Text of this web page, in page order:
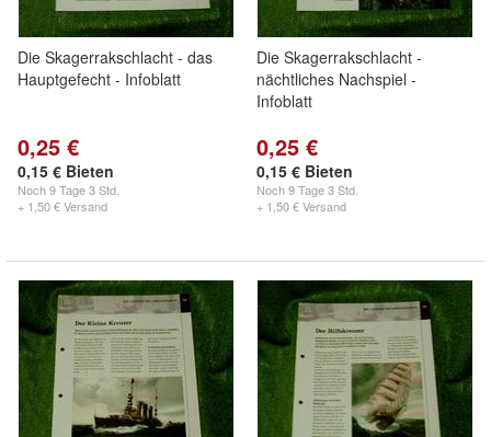
Die Skagerrakschlacht - das
Hauptgefecht - Infoblatt
0,25 €
0,15 € Bieten
Noch9 Tage 3 Std.
+ 1,50 € Versand
Die Skagerrakschlacht -
nächtliches Nachspiel -
Infoblatt
0,25 €
0,15 € Bieten
Noch9 Tage 3 Std.
+ 1,50 € Versand